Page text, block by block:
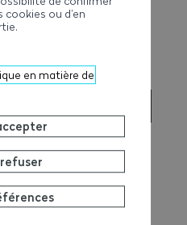
membre AVE
PLUS
ou d’en
en matière de